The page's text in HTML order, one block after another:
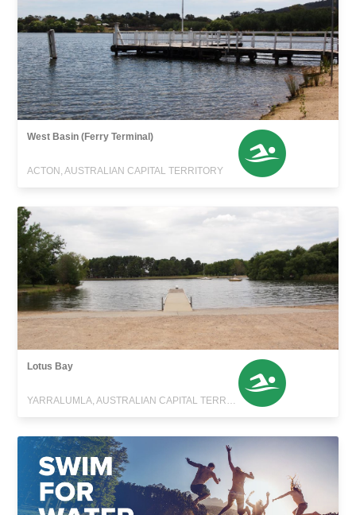
West Basin (Ferry Terminal)
ACTON, AUSTRALIAN CAPITAL TERRITORY
Lotus Bay